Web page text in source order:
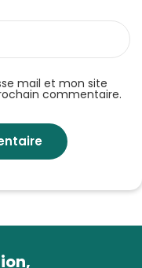
mail et mon site
commentaire.